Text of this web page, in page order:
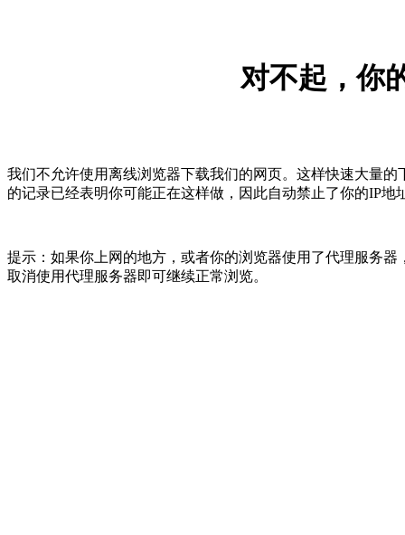
对不起，你
我们不允许使用离线浏览器下载我们的网页。这样快速大量
的记录已经表明你可能正在这样做，因此自动禁止了你的IP
提示：如果你上网的地方，或者你的浏览器使用了代理服务
取消使用代理服务器即可继续正常浏览。